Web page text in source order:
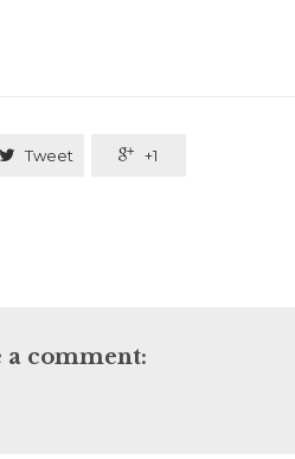
 Tweet  +1
a comment: